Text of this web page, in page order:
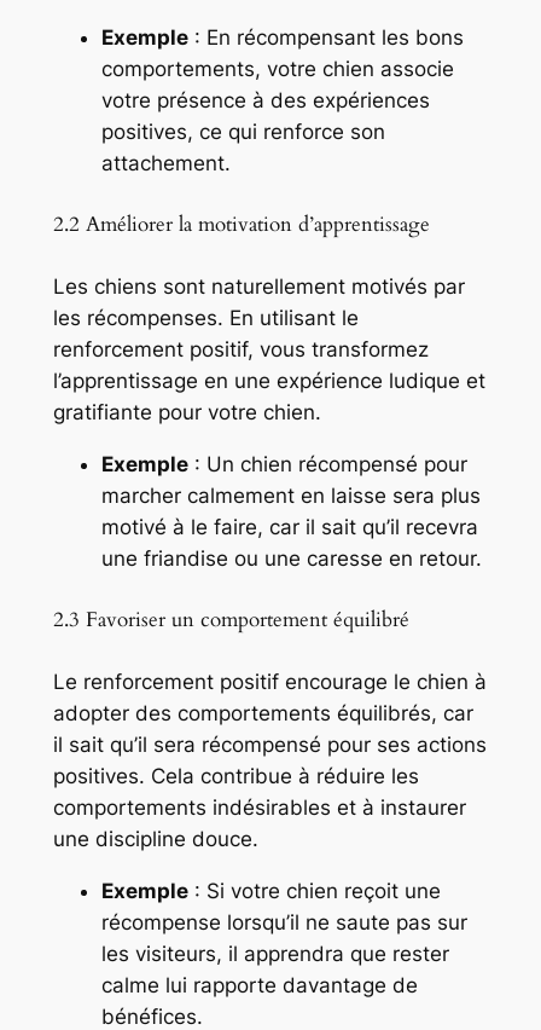
Exemple: En récompensant les bons
comportements, votre chien associe
votre présence à des expériences
positives, ce qui renforce son
attachement.
2.2 Améliorer la motivation d’apprentissage
Les chiens sont naturellement motivés par
les récompenses. En utilisant le
renforcement positif, vous transformez
l’apprentissage en une expérience ludique et
gratifiante pour votre chien.
Exemple: Un chien récompensé pour
marcher calmement en laisse sera plus
motivé à le faire, car il sait qu’il recevra
une friandise ou une caresse en retour.
2.3 Favoriser un comportement équilibré
Le renforcement positif encourage le chien à
adopter des comportements équilibrés, car
il sait qu’il sera récompensé pour ses actions
positives. Cela contribue à réduire les
comportements indésirables et à instaurer
une discipline douce.
Exemple: Si votre chien reçoit une
récompense lorsqu’il ne saute pas sur
les visiteurs, il apprendra que rester
calme lui rapporte davantage de
bénéfices.